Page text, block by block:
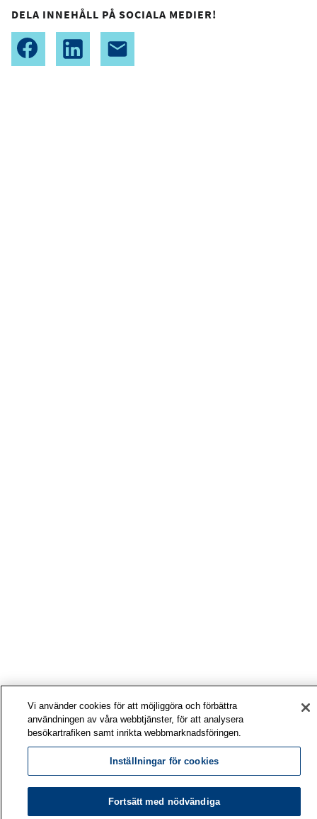
DELA INNEHÅLL PÅ SOCIALA MEDIER!
Vi använder cookies för att möjliggöra och förbättra
användningen av våra webbtjänster, för att analysera
besökartrafiken samt inrikta webbmarknadsföringen.
Inställningar för cookies
Fortsätt med nödvändiga